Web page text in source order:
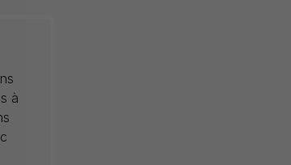
à